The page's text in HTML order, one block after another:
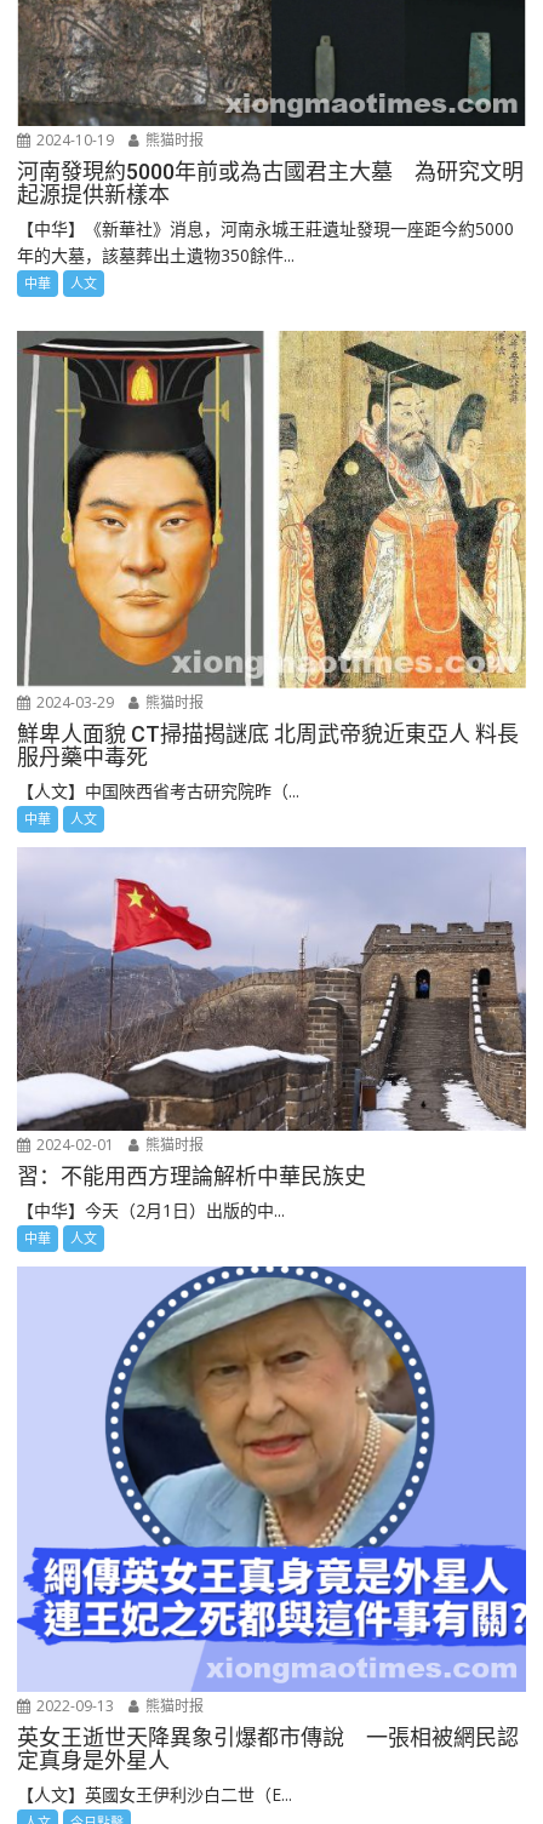
2024-10-19 熊猫时报
河南發現約5000年前或為古國君主大墓 為研究文明
起源提供新樣本
【中华】《新華社》消息，河南永城王莊遺址發現一座距今約5000
年的大墓，該墓葬出土遺物350餘件...
中華 人文
2024-03-29 熊猫时报
鮮卑人面貌 CT掃描揭謎底 北周武帝貌近東亞人 料長
服丹藥中毒死
【人文】中国陜西省考古研究院昨（...
中華 人文
2024-02-01 熊猫时报
習：不能用西方理論解析中華民族史
【中华】今天（2月1日）出版的中...
中華 人文
2022-09-13 熊猫时报
英女王逝世天降異象引爆都市傳說 一張相被網民認
定真身是外星人
【人文】英國女王伊利沙白二世（E...